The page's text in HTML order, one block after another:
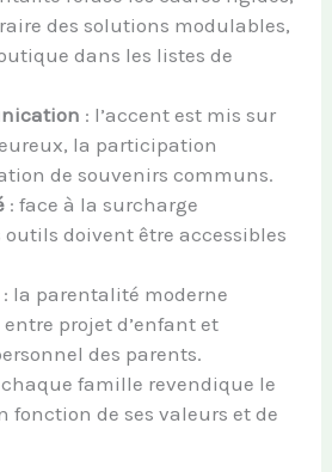
des solutions modulables,
dans les listes de
: l’accent est mis sur
la participation
de souvenirs communs.
: face à la surcharge
outils doivent être accessibles
: la parentalité moderne
projet d’enfant et
des parents.
chaque famille revendique le
fonction de ses valeurs et de